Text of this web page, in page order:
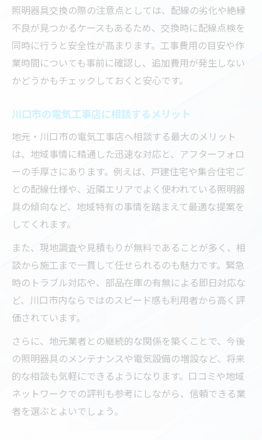
照明器具交換の際の注意点としては、配線の劣化や絶縁
不良が見つかるケースもあるため、交換時に配線点検を
同時に行うと安全性が高まります。工事費用の目安や作
業時間についても事前に確認し、追加費用が発生しない
かどうかもチェックしておくと安心です。
川口市の電気工事店に相談するメリット
地元・川口市の電気工事店へ相談する最大のメリット
は、地域事情に精通した迅速な対応と、アフターフォロ
ーの手厚さにあります。例えば、戸建住宅や集合住宅ご
との配線仕様や、近隣エリアでよく使われている照明器
具の傾向など、地域特有の事情を踏まえて最適な提案を
してくれます。
また、現地調査や見積もりが無料であることが多く、相
談から施工まで一貫して任せられるのも魅力です。緊急
時のトラブル対応や、部品在庫の有無による即日対応な
ど、川口市内ならではのスピード感も利用者から高く評
価されています。
さらに、地元業者との継続的な関係を築くことで、今後
の照明器具のメンテナンスや電気設備の増設など、将来
的な相談も気軽にできるようになります。口コミや地域
ネットワークでの評判も参考にしながら、信頼できる業
者を選ぶとよいでしょう。